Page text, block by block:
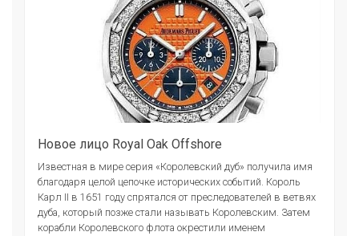
Новое лицо Royal Oak Offshore
Известная в мире серия «Королевский дуб» получила имя
благодаря целой цепочке исторических событий. Король
Карл II в 1651 году спрятался от преследователей в ветвях
дуба, который позже стали называть Королевским. Затем
корабли Королевского флота окрестили именем